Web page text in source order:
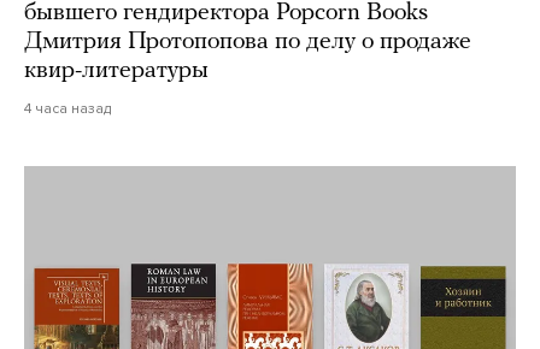
бывшего гендиректора Popcorn Books
Дмитрия Протопопова по делу о продаже
квир-литературы
4 часа назад